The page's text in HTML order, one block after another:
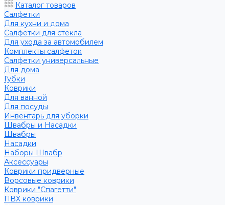
Каталог товаров
Салфетки
Для кухни и дома
Салфетки для стекла
Для ухода за автомобилем
Комплекты салфеток
Салфетки универсальные
Для дома
Губки
Коврики
Для ванной
Для посуды
Инвентарь для уборки
Швабры и Насадки
Швабры
Насадки
Наборы Швабр
Аксессуары
Коврики придверные
Ворсовые коврики
Коврики "Спагетти"
ПВХ коврики